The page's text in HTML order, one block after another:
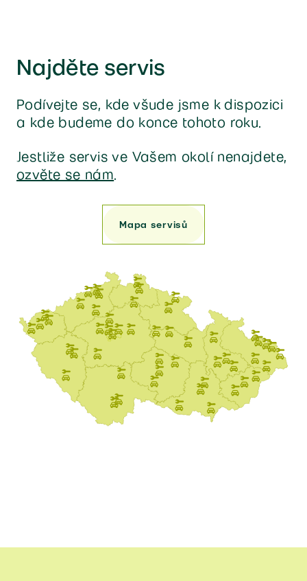
Najděte servis
Podívejte se, kde všude jsme k dispozici
a kde budeme do konce tohoto roku.
Jestliže servis ve Vašem okolí nenajdete,
ozvěte se nám.
Mapa servisů